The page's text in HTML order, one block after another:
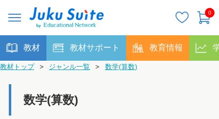
0
教材 教材サポート 教育情報
教材トップ > ジャンル一覧 > 数学(算数)
数学(算数)